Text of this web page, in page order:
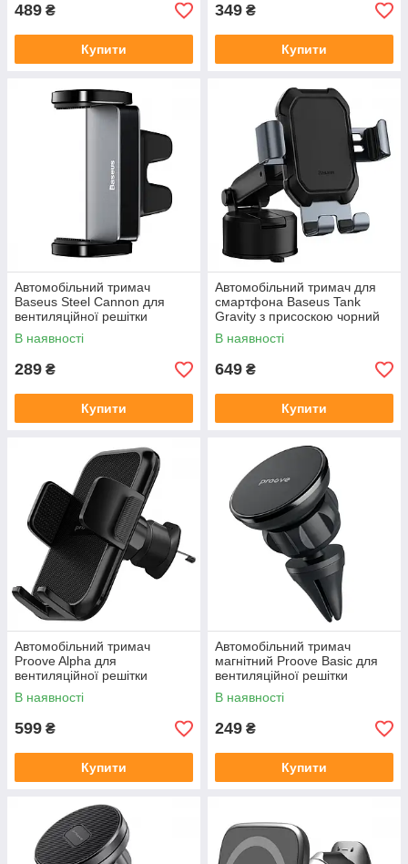
489 ₴
Купити
349 ₴
Купити
Автомобільний тримач
Baseus Steel Cannon для
вентиляційної решітки
чорний 4.7-6.5"
В наявності
289 ₴
Купити
Автомобільний тримач для
смартфона Baseus Tank
Gravity з присоскою чорний
4.7-6.5"
В наявності
649 ₴
Купити
Автомобільний тримач
Proove Alpha для
вентиляційної решітки
чорний 4.7-6.9"
В наявності
599 ₴
Купити
Автомобільний тримач
магнітний Proove Basic для
вентиляційної решітки
чорний 40x60 мм
В наявності
249 ₴
Купити